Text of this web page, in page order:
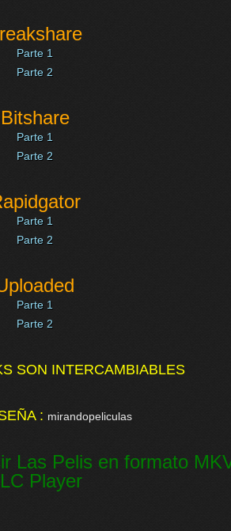
Parte 1
Parte 2
Bitshare
Parte 1
Parte 2
Parte 1
Parte 2
Parte 1
Parte 2
SON INTERCAMBIABLES
: mirandopeliculas
Las Pelis en formato
Player